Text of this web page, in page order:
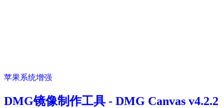
苹果系统增强
DMG镜像制作工具 - DMG Canvas v4.2.2